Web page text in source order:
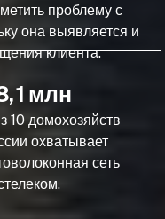
проблему с
она выявляется и
клиента.
млн
10 домохозяйств
охватывает
сеть